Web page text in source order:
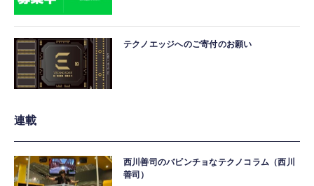
テクノエッジへのご寄付のお願い
連載
西川善司のバビンチョなテクノコラム（西川
善司）